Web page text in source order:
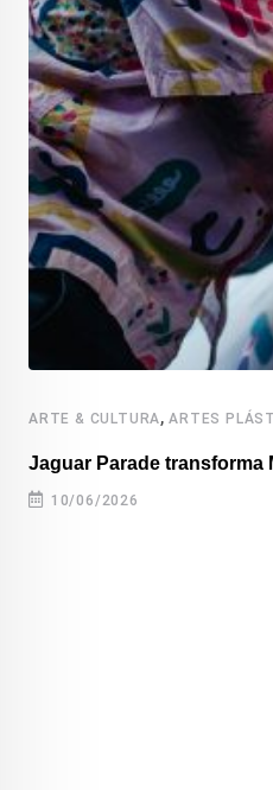
ARTE & CULTURA,ARTES
Jaguar Parade transforma
10/06/2026